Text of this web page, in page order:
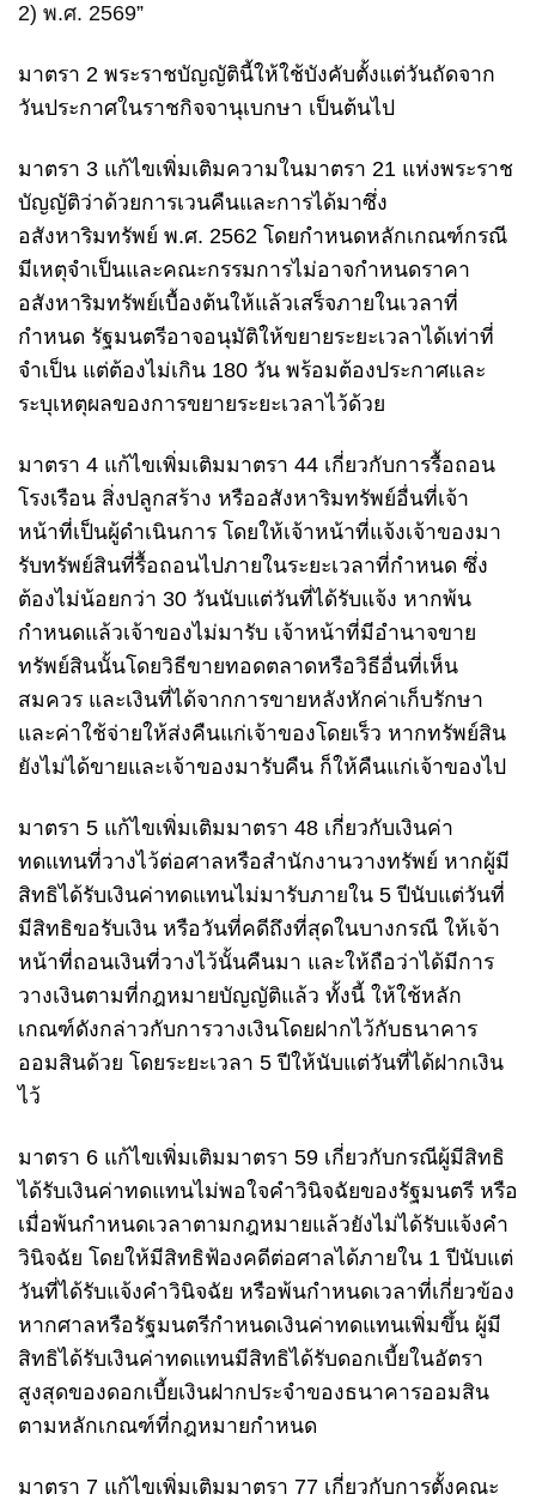
2) พ.ศ. 2569”
มาตรา 2 พระราชบัญญัตินี้ให้ใช้บังคับตั้งแต่วันถัดจาก
วันประกาศในราชกิจจานุเบกษา เป็นต้นไป
มาตรา 3 แก้ไขเพิ่มเติมความในมาตรา 21 แห่งพระราช
บัญญัติว่าด้วยการเวนคืนและการได้มาซึ่ง
อสังหาริมทรัพย์ พ.ศ. 2562 โดยกำหนดหลักเกณฑ์กรณี
มีเหตุจำเป็นและคณะกรรมการไม่อาจกำหนดราคา
อสังหาริมทรัพย์เบื้องต้นให้แล้วเสร็จภายในเวลาที่
กำหนด รัฐมนตรีอาจอนุมัติให้ขยายระยะเวลาได้เท่าที่
จำเป็น แต่ต้องไม่เกิน 180 วัน พร้อมต้องประกาศและ
ระบุเหตุผลของการขยายระยะเวลาไว้ด้วย
มาตรา 4 แก้ไขเพิ่มเติมมาตรา 44 เกี่ยวกับการรื้อถอน
โรงเรือน สิ่งปลูกสร้าง หรืออสังหาริมทรัพย์อื่นที่เจ้า
หน้าที่เป็นผู้ดำเนินการ โดยให้เจ้าหน้าที่แจ้งเจ้าของมา
รับทรัพย์สินที่รื้อถอนไปภายในระยะเวลาที่กำหนด ซึ่ง
ต้องไม่น้อยกว่า 30 วันนับแต่วันที่ได้รับแจ้ง หากพ้น
กำหนดแล้วเจ้าของไม่มารับ เจ้าหน้าที่มีอำนาจขาย
ทรัพย์สินนั้นโดยวิธีขายทอดตลาดหรือวิธีอื่นที่เห็น
สมควร และเงินที่ได้จากการขายหลังหักค่าเก็บรักษา
และค่าใช้จ่ายให้ส่งคืนแก่เจ้าของโดยเร็ว หากทรัพย์สิน
ยังไม่ได้ขายและเจ้าของมารับคืน ก็ให้คืนแก่เจ้าของไป
มาตรา 5 แก้ไขเพิ่มเติมมาตรา 48 เกี่ยวกับเงินค่า
ทดแทนที่วางไว้ต่อศาลหรือสำนักงานวางทรัพย์ หากผู้มี
สิทธิได้รับเงินค่าทดแทนไม่มารับภายใน 5 ปีนับแต่วันที่
มีสิทธิขอรับเงิน หรือวันที่คดีถึงที่สุดในบางกรณี ให้เจ้า
หน้าที่ถอนเงินที่วางไว้นั้นคืนมา และให้ถือว่าได้มีการ
วางเงินตามที่กฎหมายบัญญัติแล้ว ทั้งนี้ ให้ใช้หลัก
เกณฑ์ดังกล่าวกับการวางเงินโดยฝากไว้กับธนาคาร
ออมสินด้วย โดยระยะเวลา 5 ปีให้นับแต่วันที่ได้ฝากเงิน
ไว้
มาตรา 6 แก้ไขเพิ่มเติมมาตรา 59 เกี่ยวกับกรณีผู้มีสิทธิ
ได้รับเงินค่าทดแทนไม่พอใจคำวินิจฉัยของรัฐมนตรี หรือ
เมื่อพ้นกำหนดเวลาตามกฎหมายแล้วยังไม่ได้รับแจ้งคำ
วินิจฉัย โดยให้มีสิทธิฟ้องคดีต่อศาลได้ภายใน 1 ปีนับแต่
วันที่ได้รับแจ้งคำวินิจฉัย หรือพ้นกำหนดเวลาที่เกี่ยวข้อง
หากศาลหรือรัฐมนตรีกำหนดเงินค่าทดแทนเพิ่มขึ้น ผู้มี
สิทธิได้รับเงินค่าทดแทนมีสิทธิได้รับดอกเบี้ยในอัตรา
สูงสุดของดอกเบี้ยเงินฝากประจำของธนาคารออมสิน
ตามหลักเกณฑ์ที่กฎหมายกำหนด
มาตรา 7 แก้ไขเพิ่มเติมมาตรา 77 เกี่ยวกับการตั้งคณะ